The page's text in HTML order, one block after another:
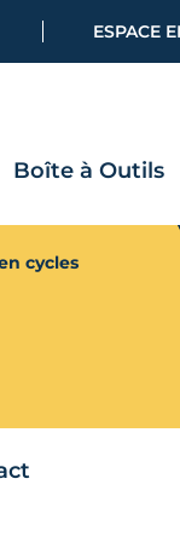
ESPACE
Boîte à Outils
cycles